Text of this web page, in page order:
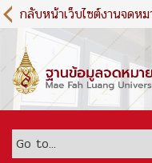
S
k
m
กลับหน้าเว็บไซต์งานจดหม